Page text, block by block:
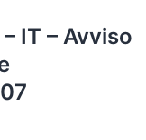
IT – Avviso